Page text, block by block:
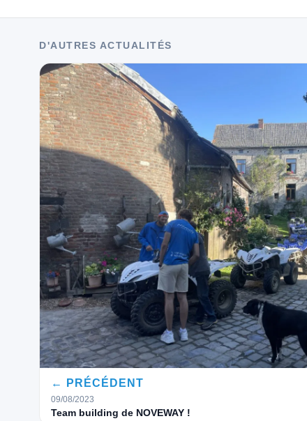
D'AUTRES ACTUALITÉS
← PRÉCÉDENT
09/08/2023
Team building de NOVEWAY !